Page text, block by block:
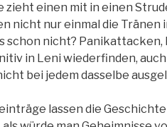
zieht einen mit in einen
nicht nur einmal die Tränen
schon nicht? Panikattacken,
in Leni wiederfinden,
bei jedem dasselbe
lassen die